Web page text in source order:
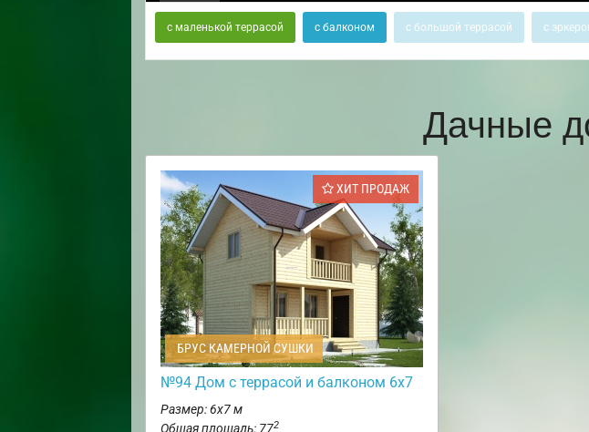
с маленькой террасой с балконом с большой террасой с
Дачные
ХИТ ПРОДАЖ
БРУС КАМЕРНОЙ СУШКИ
№94 Дом с террасой и балконом 6х7
Размер: 6х7 м
Общая площадь: 772